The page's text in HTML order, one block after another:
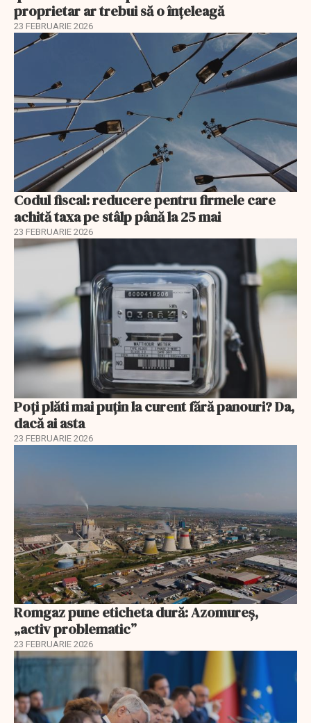
proprietar ar trebui să o înțeleagă
23 FEBRUARIE 2026
Codul fiscal: reducere pentru firmele care
achită taxa pe stâlp până la 25 mai
23 FEBRUARIE 2026
Poți plăti mai puțin la curent fără panouri? Da,
dacă ai asta
23 FEBRUARIE 2026
Romgaz pune eticheta dură: Azomureș,
„activ problematic”
23 FEBRUARIE 2026